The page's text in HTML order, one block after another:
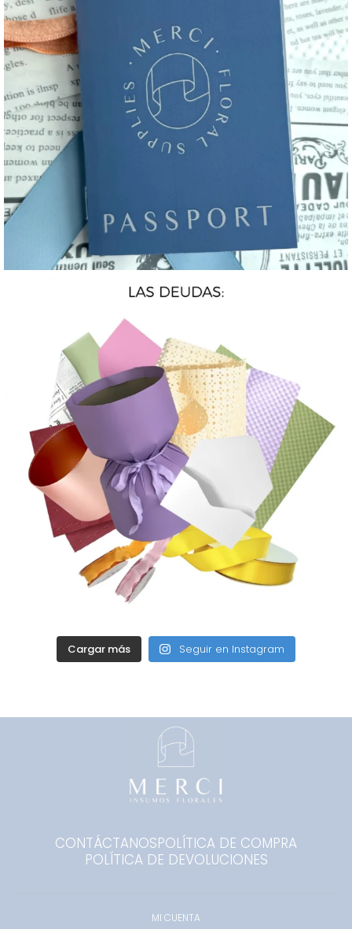
Cargar más Seguir en Instagram
CONTÁCTANOSPOLÍTICA DE COMPRA
POLÍTICA DE DEVOLUCIONES
MI CUENTA